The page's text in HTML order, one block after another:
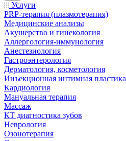
Услуги
PRP-терапия (плазмотерапия)
Медицинские анализы
Акушерство и гинекология
Аллергология-иммунология
Анестезиология
Гастроэнтерология
Дерматология, косметология
Инъекционная интимная пластика
Кардиология
Мануальная терапия
Массаж
КТ диагностика зубов
Неврология
Озонотерапия